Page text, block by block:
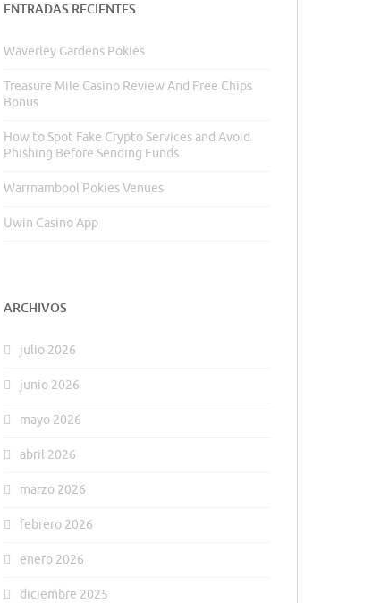
ENTRADAS RECIENTES
Waverley Gardens Pokies
Treasure Mile Casino Review And Free Chips
Bonus
How to Spot Fake Crypto Services and Avoid
Phishing Before Sending Funds
Warrnambool Pokies Venues
Uwin Casino App
ARCHIVOS
julio 2026
junio 2026
mayo 2026
abril 2026
marzo 2026
febrero 2026
enero 2026
diciembre 2025